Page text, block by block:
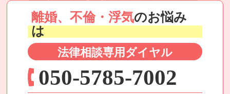
離婚、不倫・浮気のお悩み
は
法律相談専用ダイヤル
050-5785-7002